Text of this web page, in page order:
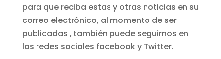
para que reciba estas y otras noticias en su
correo electrónico, al momento de ser
publicadas , también puede seguirnos en
las redes sociales facebook y Twitter.